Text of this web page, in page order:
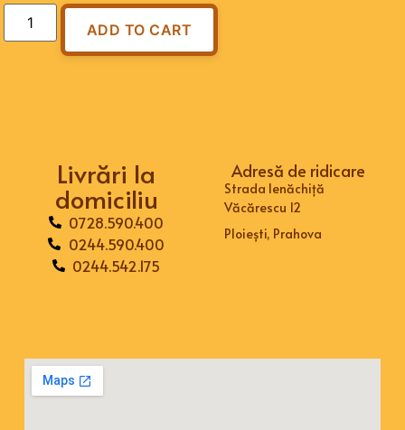
ADD TO CART
Livrări la
domiciliu
0728.590.400
0244.590.400
0244.542.175
Adresă de ridicare
Strada Ienăchiță
Văcărescu 12
Ploiești, Prahova